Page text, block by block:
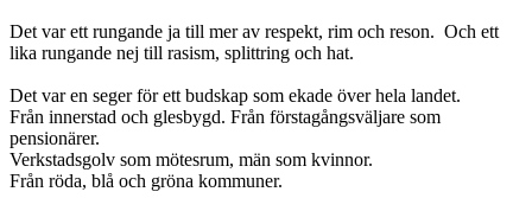
Det var ett rungande ja till mer av respekt, rim och reson. Och ett
lika rungande nej till rasism, splittring och hat.
Det var en seger för ett budskap som ekade över hela landet.
Från innerstad och glesbygd. Från förstagångsväljare som
pensionärer.
Verkstadsgolv som mötesrum, män som kvinnor.
Från röda, blå och gröna kommuner.